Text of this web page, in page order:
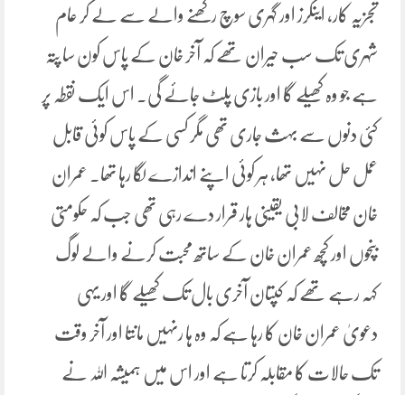
تجزیہ کار، اینکرز اور گہری سوچ رکھنے والے سے لے کر عام
شہری تک سب حیران تھے کہ آخر خان کے پاس کون سا پتہ
ہے جو وہ کھیلے گا اور بازی پلٹ جائے گی۔ اس ایک نقطہ پر
کئی دنوں سے بہث جاری تھی مگر کسی کے پاس کوئی قابل
عمل حل نہیں تھا، ہر کوئی اپنے اندازے لگا رہا تھا۔ عمران
خان مخالف لابی یقینی ہار قرار دے رہی تھی جب کہ حکومتی
بنچوں اور کچھ عمران خان کے ساتھ محبت کرنے والے لوگ
کہہ رہے تھے کہ کپتان آخری بال تک کھیلے گا اور یہی
دعویٰ عمران خان کا رہا ہے کہ وہ ہا رنہیں مانتا اور آخر وقت
تک حالات کا مقابلہ کرتا ہے اور اس میں ہمیشہ اللہ نے